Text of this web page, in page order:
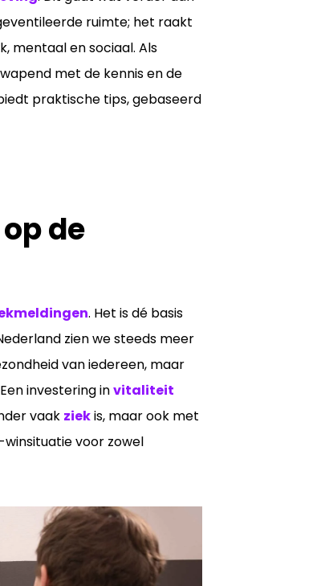
ruimte; het raakt
mentaal en sociaal. Als
met de kennis en de
praktische tips, gebaseerd
de
. Het is dé basis
zien we steeds meer
van iedereen, maar
investering invitaliteit
vaak ziekis, maar ook met
voor zowel